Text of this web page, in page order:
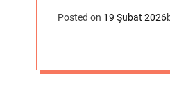
Posted on 19 Şubat 2026